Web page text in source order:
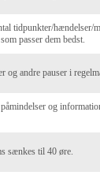
tidpunkter/hændelser/
passer dem bedst.
og andre pauser i
og
sænkes til 40 øre.